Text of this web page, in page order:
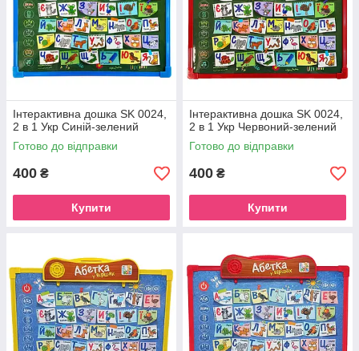
Інтерактивна дошка SK 0024,
2 в 1 Укр Синій-зелений
Готово до відправки
400 ₴
Купити
Інтерактивна дошка SK 0024,
2 в 1 Укр Червоний-зелений
Готово до відправки
400 ₴
Купити